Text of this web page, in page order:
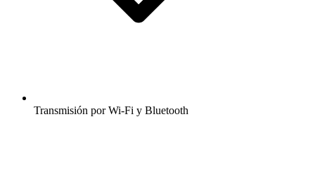
Transmisión por Wi-Fi y Bluetooth